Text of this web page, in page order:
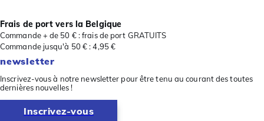
Frais de port vers la Belgique
Commande + de 50 € : frais de port GRATUITS
Commande jusqu'à 50 € : 4,95 €
newsletter
Inscrivez-vous à notre newsletter pour être tenu au courant des toutes
dernières nouvelles !
Inscrivez-vous